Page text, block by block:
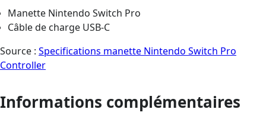
Manette Nintendo Switch Pro
Câble de charge USB-C
Source : Specifications manette Nintendo Switch Pro
Controller
Informations complémentaires